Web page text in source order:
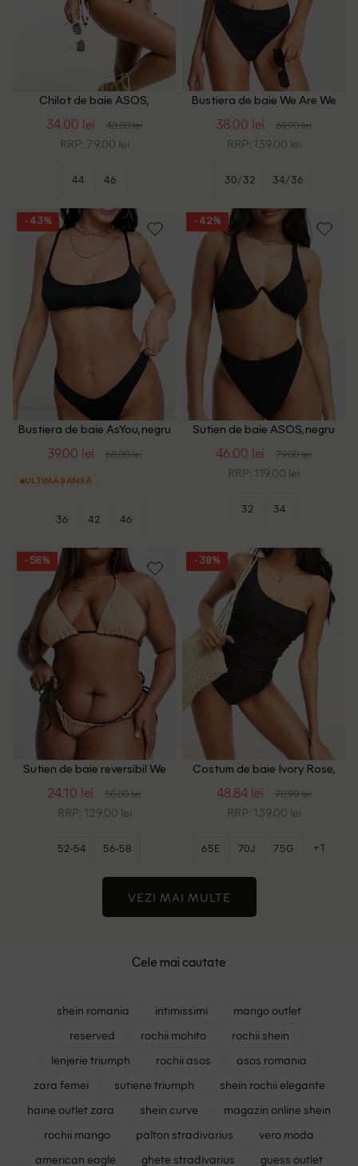
Chilot de baie ASOS,
34.00 lei 48.00 lei
RRP: 79.00 lei
44 46
Bustiera de baie We Are We
38.00 lei 69.90 lei
RRP: 139.00 lei
30/32 34/36
- 43%
Bustiera de baie AsYou, negru
39.00 lei 68.00 lei
ULTIMA ȘANSĂ
36 42 46
- 42%
Sutien de baie ASOS, negru
46.00 lei 79.00 lei
RRP: 119.00 lei
32 34
- 58%
Sutien de baie reversibil We
negru/maro
24.10 lei 58.00 lei
RRP: 129.00 lei
52-54 56-58
- 38%
Costum de baie Ivory Rose,
48.84 lei 78.90 lei
RRP: 139.00 lei
65E 70J 75G +1
VEZI MAI MULTE
Cele mai cautate
shein romania intimissimi
mango outlet
reserved
rochii mohito
rochii shein
lenjerie triumph
rochii asos
asos romania
zara femei
sutiene triumph
shein rochii elegante
haine outlet zara
shein curve
magazin online shein
rochii mango
palton stradivarius
vero moda
american eagle
ghete stradivarius
guess outlet